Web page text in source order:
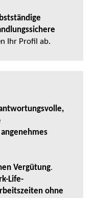
Ihr Profil ab.
Vergütung.
Life-
ohne